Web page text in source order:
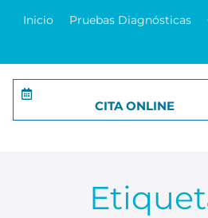
Inicio Pruebas Diagnósticas
CITA ONLINE